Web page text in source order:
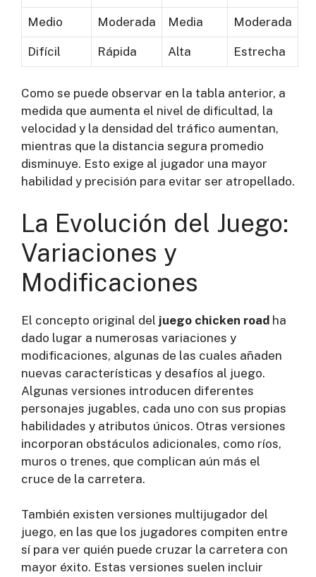
Medio Moderada Media Moderada
Difícil Rápida Alta Estrecha
Como se puede observar en la tabla anterior, a
medida que aumenta el nivel de dificultad, la
velocidad y la densidad del tráfico aumentan,
mientras que la distancia segura promedio
disminuye. Esto exige al jugador una mayor
habilidad y precisión para evitar ser atropellado.
La Evolución del Juego:
Variaciones y
Modificaciones
El concepto original del juego chicken road ha
dado lugar a numerosas variaciones y
modificaciones, algunas de las cuales añaden
nuevas características y desafíos al juego.
Algunas versiones introducen diferentes
personajes jugables, cada uno con sus propias
habilidades y atributos únicos. Otras versiones
incorporan obstáculos adicionales, como ríos,
muros o trenes, que complican aún más el
cruce de la carretera.
También existen versiones multijugador del
juego, en las que los jugadores compiten entre
sí para ver quién puede cruzar la carretera con
mayor éxito. Estas versiones suelen incluir